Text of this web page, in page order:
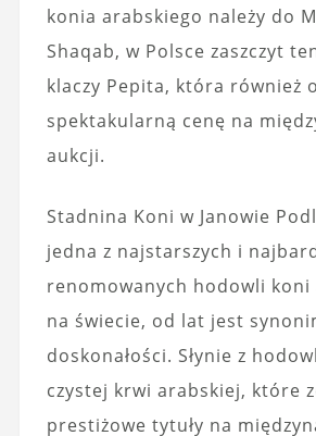
konia arabskiego należy do
Shaqab, w Polsce zaszczyt
klaczy Pepita, która również
spektakularną cenę na
aukcji.
Stadnina Koni w Janowie
jedna z najstarszych i
renomowanych hodowli koni
na świecie, od lat jest
doskonałości. Słynie z
czystej krwi arabskiej, które
prestiżowe tytuły na